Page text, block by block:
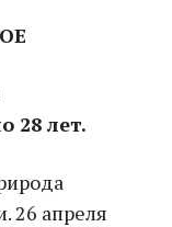
28 лет.
26 апреля